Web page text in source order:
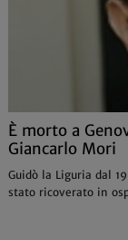
È morto a
Giancarlo Mori
Guidò la Liguria dal
stato ricoverato in